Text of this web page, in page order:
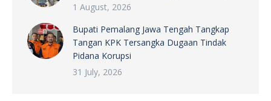
1 August, 2026
Bupati Pemalang Jawa Tengah Tangkap
Tangan KPK Tersangka Dugaan Tindak
Pidana Korupsi
31 July, 2026